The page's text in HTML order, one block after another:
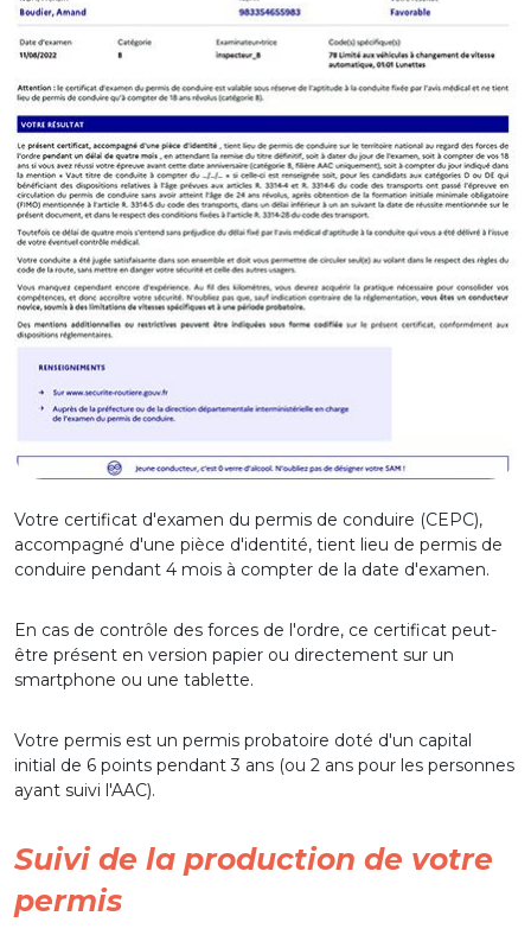
Votre certificat d'examen du permis de conduire (CEPC),
accompagné d'une pièce d'identité, tient lieu de permis de
conduire pendant 4 mois à compter de la date d'examen.
En cas de contrôle des forces de l'ordre, ce certificat peut-
être présent en version papier ou directement sur un
smartphone ou une tablette.
Votre permis est un permis probatoire doté d'un capital
initial de 6 points pendant 3 ans (ou 2 ans pour les personnes
ayant suivi l'AAC).
Suivi de la production de votre
permis